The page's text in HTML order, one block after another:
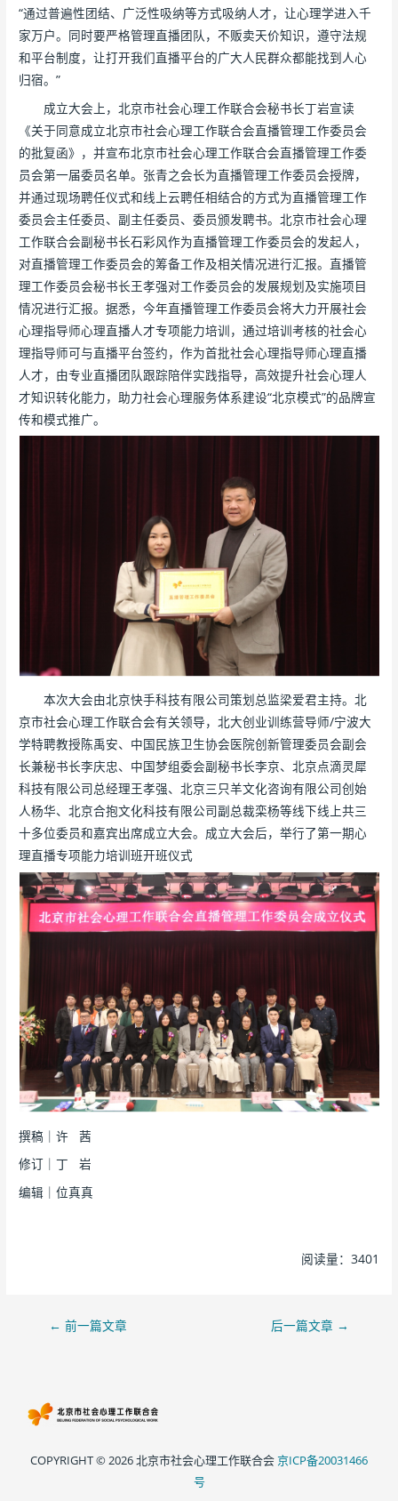
“通过普遍性团结、广泛性吸纳等方式吸纳人才，让心理学进入千
家万户。同时要严格管理直播团队，不贩卖天价知识，遵守法规
和平台制度，让打开我们直播平台的广大人民群众都能找到人心
归宿。”
成立大会上，北京市社会心理工作联合会秘书长丁岩宣读
《关于同意成立北京市社会心理工作联合会直播管理工作委员会
的批复函》，并宣布北京市社会心理工作联合会直播管理工作委
员会第一届委员名单。张青之会长为直播管理工作委员会授牌，
并通过现场聘任仪式和线上云聘任相结合的方式为直播管理工作
委员会主任委员、副主任委员、委员颁发聘书。北京市社会心理
工作联合会副秘书长石彩风作为直播管理工作委员会的发起人，
对直播管理工作委员会的筹备工作及相关情况进行汇报。直播管
理工作委员会秘书长王孝强对工作委员会的发展规划及实施项目
情况进行汇报。据悉，今年直播管理工作委员会将大力开展社会
心理指导师心理直播人才专项能力培训，通过培训考核的社会心
理指导师可与直播平台签约，作为首批社会心理指导师心理直播
人才，由专业直播团队跟踪陪伴实践指导，高效提升社会心理人
才知识转化能力，助力社会心理服务体系建设“北京模式”的品牌宣
传和模式推广。
本次大会由北京快手科技有限公司策划总监梁爱君主持。北
京市社会心理工作联合会有关领导，北大创业训练营导师/宁波大
学特聘教授陈禹安、中国民族卫生协会医院创新管理委员会副会
长兼秘书长李庆忠、中国梦组委会副秘书长李京、北京点滴灵犀
科技有限公司总经理王孝强、北京三只羊文化咨询有限公司创始
人杨华、北京合抱文化科技有限公司副总裁栾杨等线下线上共三
十多位委员和嘉宾出席成立大会。成立大会后，举行了第一期心
理直播专项能力培训班开班仪式
撰稿｜许 茜
修订｜丁 岩
编辑｜位真真
阅读量：3401
← 前一篇文章 后一篇文章 →
COPYRIGHT © 2026 北京市社会心理工作联合会京ICP备20031466
号